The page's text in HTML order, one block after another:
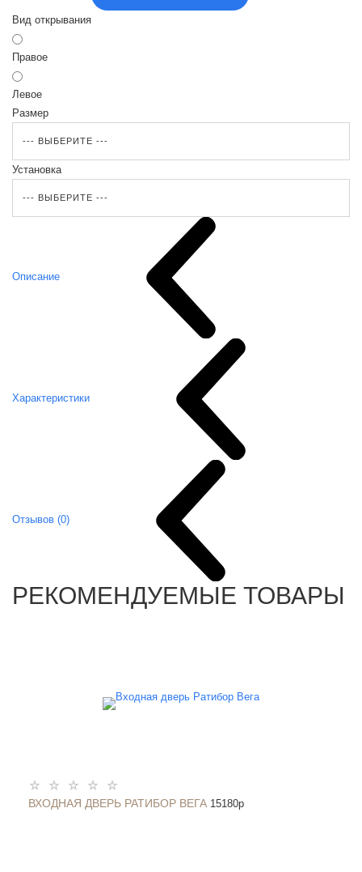
Вид открывания
Правое
Левое
Размер
Установка
Описание
Характеристики
Отзывов (0)
РЕКОМЕНДУЕМЫЕ ТОВАРЫ
ВХОДНАЯ ДВЕРЬ РАТИБОР ВЕГА 15180p